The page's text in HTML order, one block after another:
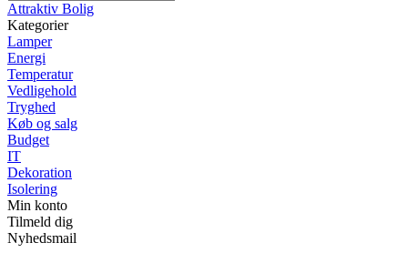
Attraktiv Bolig
Kategorier
Lamper
Energi
Temperatur
Vedligehold
Tryghed
Køb og salg
Budget
IT
Dekoration
Isolering
Min konto
Tilmeld dig
Nyhedsmail